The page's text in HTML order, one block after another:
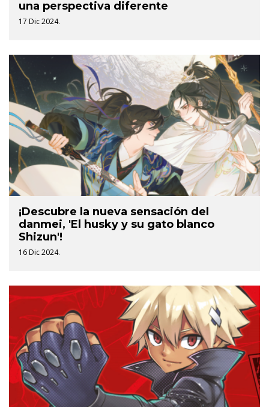
una perspectiva diferente
17 Dic 2024.
¡Descubre la nueva sensación del
danmei, 'El husky y su gato blanco
Shizun'!
16 Dic 2024.